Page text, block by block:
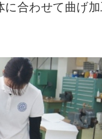
に合わせて曲げ